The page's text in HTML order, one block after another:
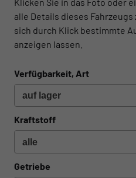
alle Details dieses
sich durch Klick bestimmte
anzeigen lassen.
Verfügbarkeit, Art
Kraftstoff
Getriebe